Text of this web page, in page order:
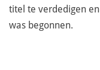
titel te verdedigen
was begonnen.